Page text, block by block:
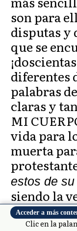
son para
disputas y
que se
diferentes
palabras
claras y
MI
vida para
muerta
estos de
siendo la
«ilumina»
entienda
Acceder a más
Clic en la